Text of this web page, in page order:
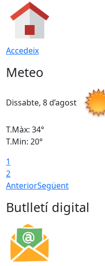
Accedeix
Meteo
Dissabte, 8 d’agost
T.Màx: 34°
T.Min: 20°
1
2
AnteriorSegüent
Butlletí digital